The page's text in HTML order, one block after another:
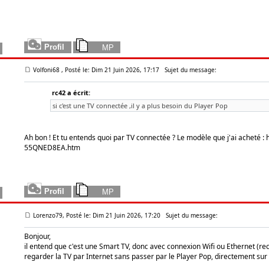
Volfoni68 , Posté le: Dim 21 Juin 2026, 17:17 Sujet du message:
rc42 a écrit:
si c'est une TV connectée ,il y a plus besoin du Player Pop
Ah bon ! Et tu entends quoi par TV connectée ? Le modèle que j'ai acheté :
55QNED8EA.htm
Lorenzo79, Posté le: Dim 21 Juin 2026, 17:20 Sujet du message:
Bonjour,
il entend que c'est une Smart TV, donc avec connexion Wifi ou Ethernet
regarder la TV par Internet sans passer par le Player Pop, directement sur